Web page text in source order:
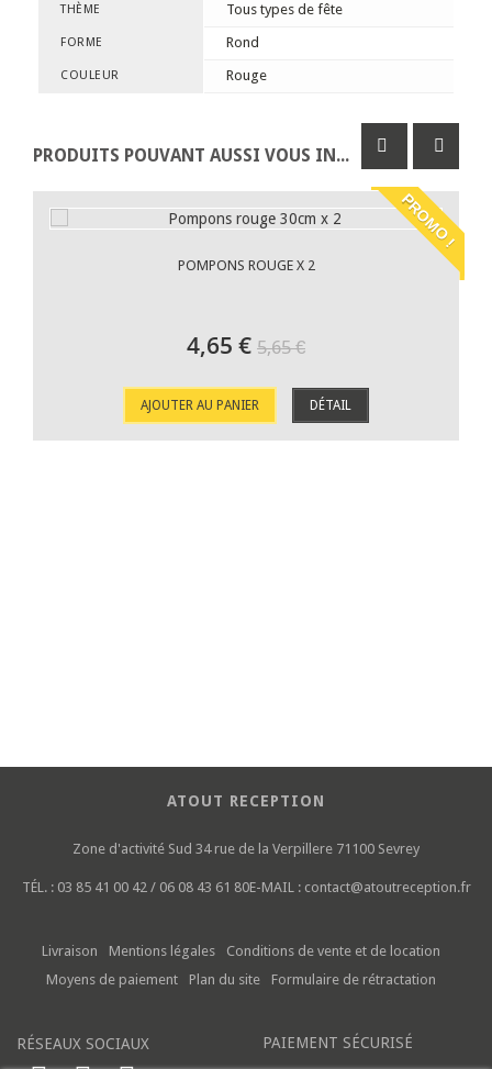
THÈME Tous types de fête
FORME Rond
COULEUR Rouge
PRODUITS POUVANT AUSSI VOUS INTÉRESSER
PROMO !
POMPONS ROUGE X 2
4,65 € 5,65 €
AJOUTER AU PANIER DÉTAIL
ATOUT RECEPTION
Zone d'activité Sud 34 rue de la Verpillere 71100 Sevrey
TÉL. : 03 85 41 00 42 / 06 08 43 61 80E-MAIL : contact@atoutreception.fr
Livraison Mentions légales
Conditions de vente et de location
Moyens de paiement
Plan du site Formulaire de rétractation
RÉSEAUX SOCIAUX PAIEMENT SÉCURISÉ